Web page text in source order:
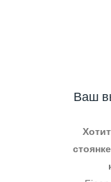
Ваш